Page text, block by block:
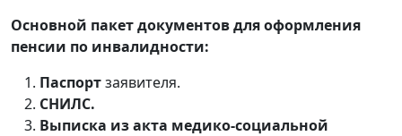
Основной пакет документов для оформления
пенсии по инвалидности:
Паспортзаявителя.
СНИЛС.
Выписка из акта медико-социальной